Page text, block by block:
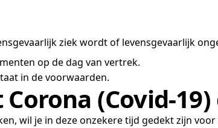
ziek wordt of levensgevaarlijk
op de dag van vertrek.
in de voorwaarden.
(Covid-
wil je in deze onzekere tijd gedekt zijn